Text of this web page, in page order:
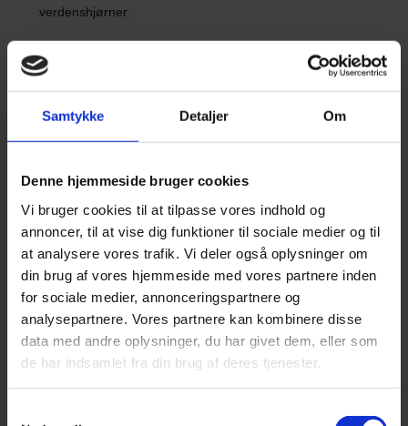
Samtykke Detaljer Om
Denne hjemmeside bruger cookies
Vi bruger cookies til at tilpasse vores indhold og
annoncer, til at vise dig funktioner til sociale medier og til
at analysere vores trafik. Vi deler også oplysninger om
din brug af vores hjemmeside med vores partnere inden
for sociale medier, annonceringspartnere og
analysepartnere. Vores partnere kan kombinere disse
data med andre oplysninger, du har givet dem, eller som
de har indsamlet fra din brug af deres tjenester.
verdenshjørner.
Eventuelle erklæringer om overholdelse af tekniske
bestemmelser i bygningsreglementet.
undtagelser fra
myndighedsgodkendelse
Der findes visse typer af mindre byggerier, som under
specifikke omstændigheder kan opføres uden en forudgående
kommunal godkendelse. Dette gælder typisk for sekundære
bygninger som garager, carporte, udhuse eller overdækkede
terrasser, såfremt det samlede areal af disse bygninger på
grunden ikke overstiger 50 kvadratmeter. Det er dog vigtigt at
bemærke, at byggeriet stadig skal overholde alle øvrige regler i